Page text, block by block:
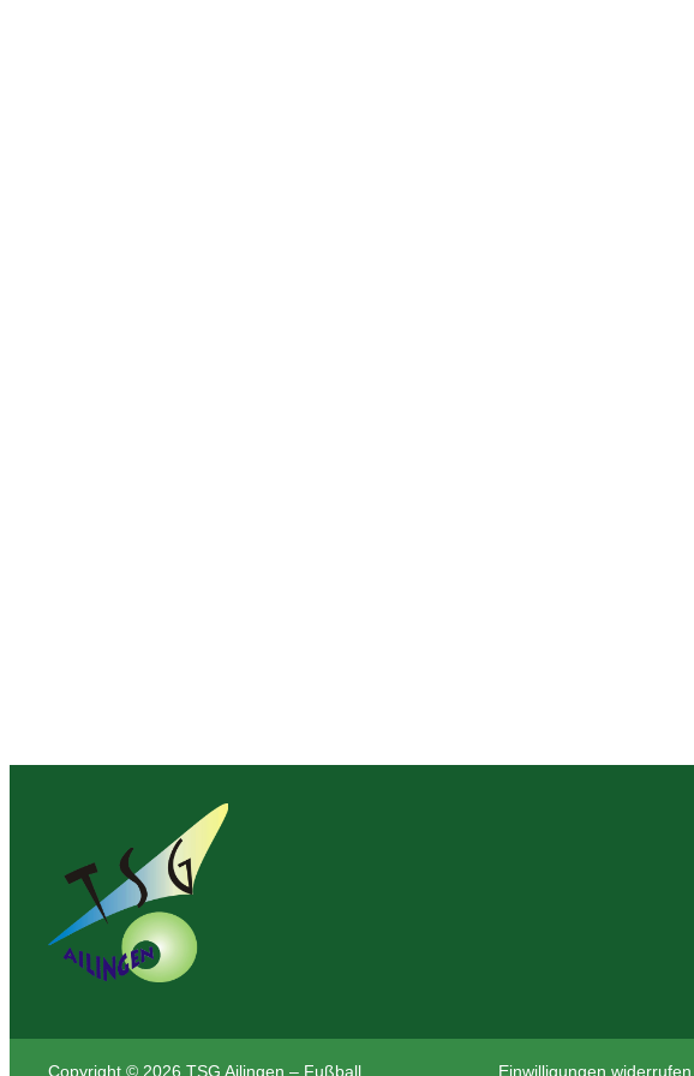
Copyright © 2026 TSG Ailingen – Fußball Einwilligungen widerrufen